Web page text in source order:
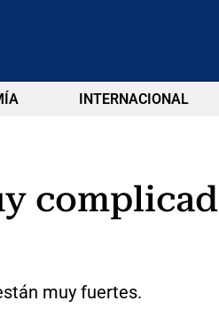
INTERNACIONAL
muy fuertes.